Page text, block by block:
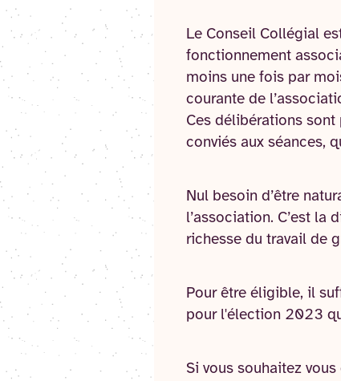
Le Conseil Collégial
fonctionnement
moins une fois par
courante de
Ces délibérations sont
conviés aux séances,
Nul besoin d’être
l’association. C’est
richesse du travail de
Pour être éligible, il
pour l'élection 2023
Si vous souhaitez